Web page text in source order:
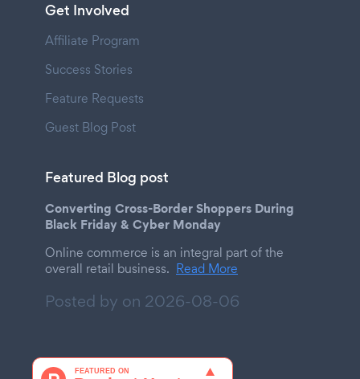
Get Involved
Affiliate Program
Success Stories
Feature Requests
Guest Blog Post
Featured Blog post
Converting Cross-Border Shoppers During
Black Friday & Cyber Monday
Online commerce is an integral part of the
overall retail business. Read More
Posted by on 2026-08-06